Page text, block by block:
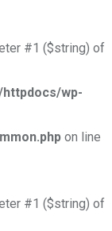
#1 ($string) of
wp-
on line
#1 ($string) of